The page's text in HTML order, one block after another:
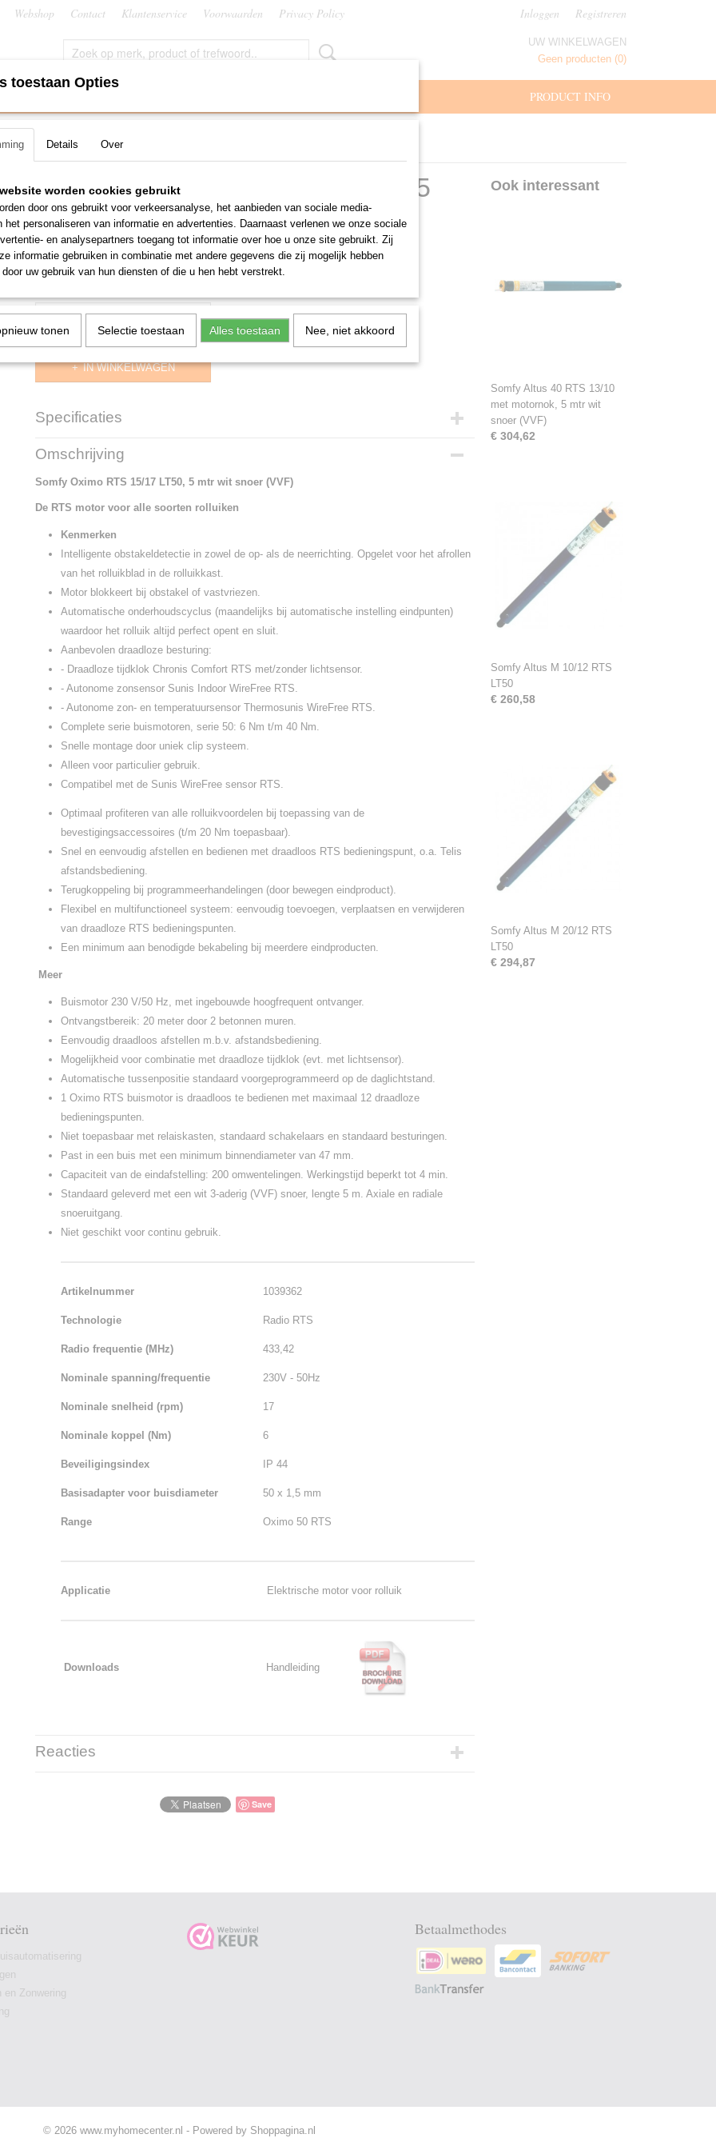
Webshop Contact Klantenservice Voorwaarden Privacy Policy Inloggen Registreren
UW WINKELWAGEN
Geen producten (0)
PRODUCT INFO
RTS >Somfy Oximo RTS 15/17 LT50, 5 mtr wit snoer (VVF)
Somfy Oximo RTS 15/17 LT50, 5
mtr wit snoer (VVF)
€ 311,95 (inclusief btw 21%)
IN WINKELWAGEN
Specificaties
Productcode
Productcode leverancier
Levertijd
2 t/m 5 werkdagen
Omschrijving
Somfy Oximo RTS 15/17 LT50, 5 mtr wit snoer (VVF)
De RTS motor voor alle soorten rolluiken
Kenmerken
Intelligente obstakeldetectie in zowel de op- als de neerrichting. Opgelet voor het afrollen
van het rolluikblad in de rolluikkast.
Motor blokkeert bij obstakel of vastvriezen.
Automatische onderhoudscyclus (maandelijks bij automatische instelling eindpunten)
waardoor het rolluik altijd perfect opent en sluit.
Aanbevolen draadloze besturing:
- Draadloze tijdklok Chronis Comfort RTS met/zonder lichtsensor.
- Autonome zonsensor Sunis Indoor WireFree RTS.
- Autonome zon- en temperatuursensor Thermosunis WireFree RTS.
Complete serie buismotoren, serie 50: 6 Nm t/m 40 Nm.
Snelle montage door uniek clip systeem.
Alleen voor particulier gebruik.
Compatibel met de Sunis WireFree sensor RTS.
Optimaal profiteren van alle rolluikvoordelen bij toepassing van de
bevestigingsaccessoires (t/m 20 Nm toepasbaar).
Snel en eenvoudig afstellen en bedienen met draadloos RTS bedieningspunt, o.a. Telis
afstandsbediening.
Terugkoppeling bij programmeerhandelingen (door bewegen eindproduct).
Flexibel en multifunctioneel systeem: eenvoudig toevoegen, verplaatsen en verwijderen
van draadloze RTS bedieningspunten.
Een minimum aan benodigde bekabeling bij meerdere eindproducten.
Meer
Buismotor 230 V/50 Hz, met ingebouwde hoogfrequent ontvanger.
Ontvangstbereik: 20 meter door 2 betonnen muren.
Eenvoudig draadloos afstellen m.b.v. afstandsbediening.
Mogelijkheid voor combinatie met draadloze tijdklok (evt. met lichtsensor).
Automatische tussenpositie standaard voorgeprogrammeerd op de daglichtstand.
1 Oximo RTS buismotor is draadloos te bedienen met maximaal 12 draadloze
bedieningspunten.
Niet toepasbaar met relaiskasten, standaard schakelaars en standaard besturingen.
Past in een buis met een minimum binnendiameter van 47 mm.
Capaciteit van de eindafstelling: 200 omwentelingen. Werkingstijd beperkt tot 4 min.
Standaard geleverd met een wit 3-aderig (VVF) snoer, lengte 5 m. Axiale en radiale
snoeruitgang.
Niet geschikt voor continu gebruik.
Artikelnummer 1039362
Technologie Radio RTS
Radio frequentie (MHz) 433,42
Nominale spanning/frequentie 230V - 50Hz
Nominale snelheid (rpm) 17
Nominale koppel (Nm) 6
Beveiligingsindex IP 44
Basisadapter voor buisdiameter 50 x 1,5 mm
Range Oximo 50 RTS
Applicatie Elektrische motor voor rolluik
Downloads Handleiding
Reacties
Save
Ook interessant
Somfy Altus 40 RTS 13/10
met motornok, 5 mtr wit
snoer (VVF)
€ 304,62
Somfy Altus M 10/12 RTS
LT50
€ 260,58
Somfy Altus M 20/12 RTS
LT50
€ 294,87
en Zonwering
Betaalmethodes
© 2026 www.myhomecenter.nl - Powered by Shoppagina.nl
toestaan Opties
Details Over
worden cookies gebruikt
door ons gebruikt voor verkeersanalyse, het aanbieden van sociale media-
het personaliseren van informatie en advertenties. Daarnaast verlenen we onze sociale
en analysepartners toegang tot informatie over hoe u onze site gebruikt. Zij
informatie gebruiken in combinatie met andere gegevens die zij mogelijk hebben
uw gebruik van hun diensten of die u hen hebt verstrekt.
tonen Selectie toestaan Alles toestaan Nee, niet akkoord